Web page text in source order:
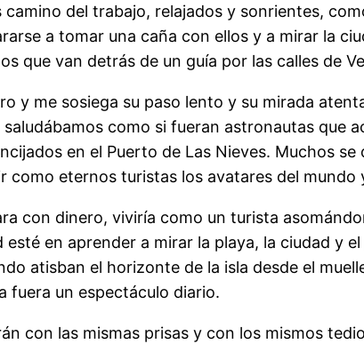
del trabajo, relajados y sonrientes,
a tomar una caña con ellos y a mirar la
que van detrás de un guía por las calles de
y me sosiega su paso lento y su mirada
como si fueran astronautas que
en el Puerto de Las Nieves. Muchos
como eternos turistas los avatares del
con dinero, viviría como un turista
en aprender a mirar la playa, la ciudad y
atisban el horizonte de la isla desde el
fuera un espectáculo diario.
con las mismas prisas y con los mismos